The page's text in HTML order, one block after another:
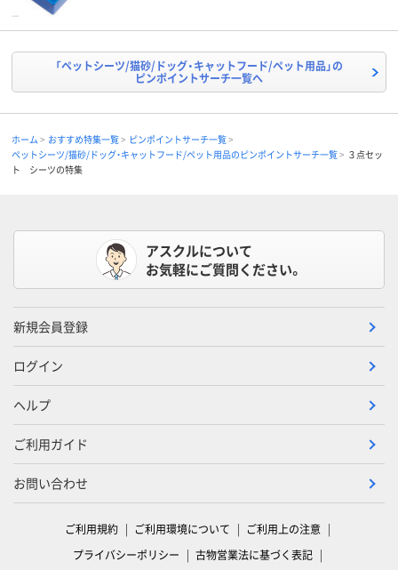
「ペットシーツ/猫砂/ドッグ・キャットフード/ペット用品」の
ピンポイントサーチ一覧へ
ホーム おすすめ特集一覧
ピンポイントサーチ一覧
ペットシーツ/猫砂/ドッグ・キャットフード/ペット用品のピンポイントサーチ一覧
３点セッ
ト シーツの特集
アスクルについて
お気軽にご質問ください。
新規会員登録
ログイン
ヘルプ
ご利用ガイド
お問い合わせ
ご利用規約 ご利用環境について
ご利用上の注意
プライバシーポリシー
古物営業法に基づく表記